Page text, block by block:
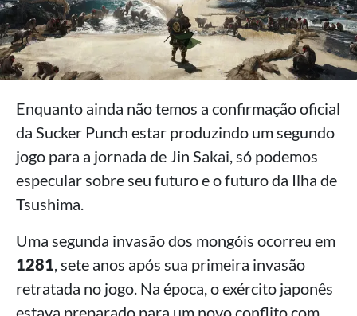
Enquanto ainda não temos a confirmação oficial
da Sucker Punch estar produzindo um segundo
jogo para a jornada de Jin Sakai, só podemos
especular sobre seu futuro e o futuro da Ilha de
Tsushima.
Uma segunda invasão dos mongóis ocorreu em
1281, sete anos após sua primeira invasão
retratada no jogo. Na época, o exército japonês